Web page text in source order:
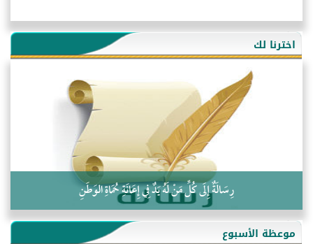
هذه سبيلنا فماذا تنقمون؟!
أُسُـسُ بَـيْـتِ الـمُسْـلِمِ
التَّعْلِيمُ القُرْآنِي
كلمة إلى إخواني السلفيين في الجزائر
اخترنا لك
رِسَالَةٌ إِلَى كُلِّ مَنْ لَهُ يَدٌ فِي إِعَانَةِ حُمَاةِ الوَطَنِ
موعظة الأسبوع